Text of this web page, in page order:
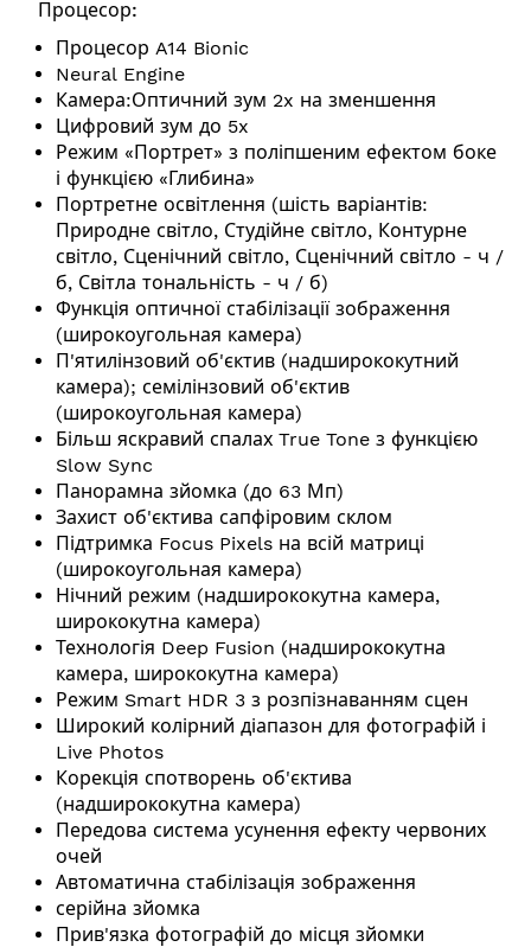
Процесор:
Процесор A14 Bionic
Neural Engine
Камера:Оптичний зум 2x на зменшення
Цифровий зум до 5x
Режим «Портрет» з поліпшеним ефектом боке
і функцією «Глибина»
Портретне освітлення (шість варіантів:
Природне світло, Студійне світло, Контурне
світло, Сценічний світло, Сценічний світло - ч /
б, Світла тональність - ч / б)
Функція оптичної стабілізації зображення
(широкоугольная камера)
П'ятилінзовий об'єктив (надширококутний
камера); семілінзовий об'єктив
(широкоугольная камера)
Більш яскравий спалах True Tone з функцією
Slow Sync
Панорамна зйомка (до 63 Мп)
Захист об'єктива сапфіровим склом
Підтримка Focus Pixels на всій матриці
(широкоугольная камера)
Нічний режим (надширококутна камера,
ширококутна камера)
Технологія Deep Fusion (надширококутна
камера, ширококутна камера)
Режим Smart HDR 3 з розпізнаванням сцен
Широкий колірний діапазон для фотографій і
Live Photos
Корекція спотворень об'єктива
(надширококутна камера)
Передова система усунення ефекту червоних
очей
Автоматична стабілізація зображення
серійна зйомка
Прив'язка фотографій до місця зйомки